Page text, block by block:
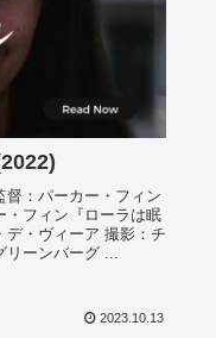
督：パーカー・フィン
・フィン『ローラは眠
デ・ヴィーア 撮影：チ
リーンバーグ ...
2023.10.13